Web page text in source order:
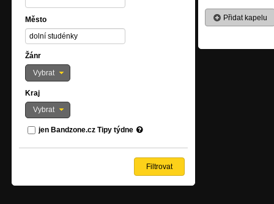
Město
Žánr
Vybrat
Kraj
Vybrat
jen Bandzone.cz Tipy týdne
Přidat kapelu